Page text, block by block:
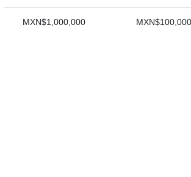
MXN$1,000,000 MXN$100,000